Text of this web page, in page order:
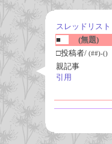
スレッドリスト
■
(無題)
□投稿者/ (##)-()
親記事
引用